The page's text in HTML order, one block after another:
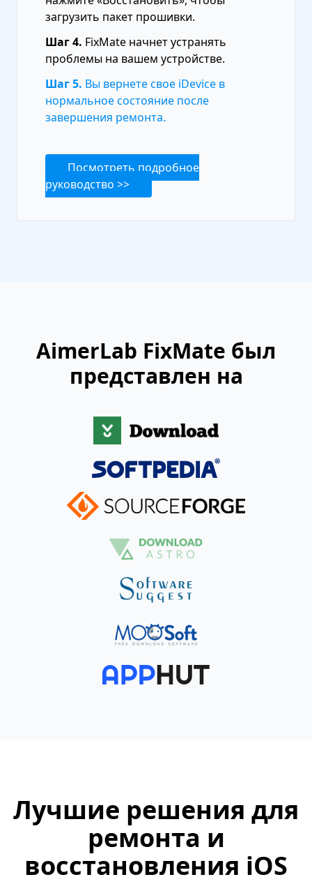
загрузить пакет прошивки.
Шаг 4. FixMate начнет устранять
проблемы на вашем устройстве.
Шаг 5. Вы вернете свое iDevice в
нормальное состояние после
завершения ремонта.
Посмотреть подробное
руководство >>
AimerLab FixMate был
представлен на
Лучшие решения для
ремонта и
восстановления iOS